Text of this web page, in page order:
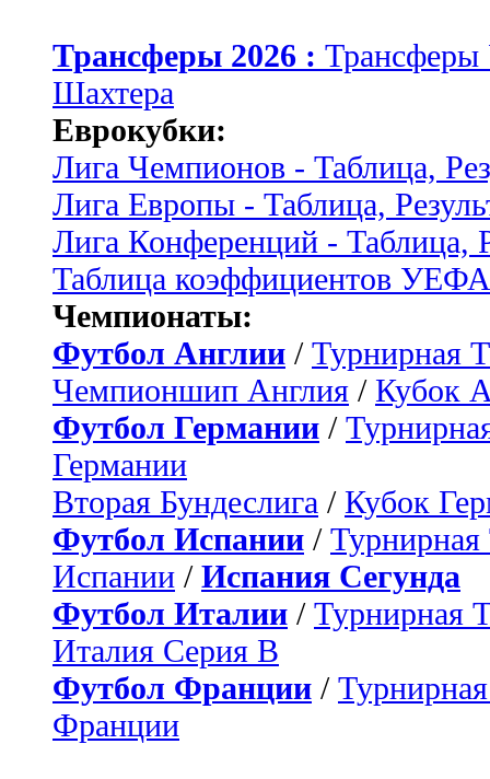
Трансферы 2026 :
Шахтера
Еврокубки:
Лига Чемпионов - Таблица,
Лига Европы - Таблица,
Лига Конференций - Таблица,
Таблица коэффициентов УЕФА
Чемпионаты:
Футбол Англии / Турнирная
Чемпионшип Англия / Кубок
Футбол Германии /
Германии
Вторая Бундеслига / Кубок
Футбол Испании / Турнирная
Испании / Испания Сегунда
Футбол Италии / Турнирная
Италия Серия B
Футбол Франции /
Франции